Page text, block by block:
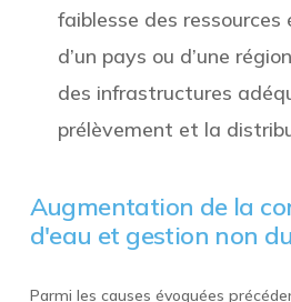
faiblesse des ressources
d’un pays ou d’une
des infrastructures
prélèvement et la
Augmentation de la
d'eau et gestion non
Parmi les causes évoquées